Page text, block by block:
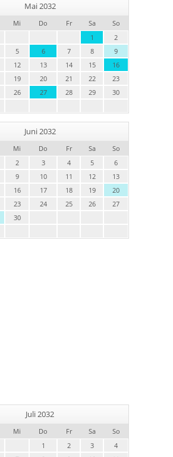
Mai 2032
Mi Do Fr Sa
So
1
2
5 6 7 8
9
12 13 14 15
16
19 20 21 22
23
26 27 28 29
30
Juni 2032
Mi Do Fr Sa
So
2 3 4 5
6
9 10 11 12
13
16 17 18 19
20
23 24 25 26
27
30
Juli 2032
Mi Do Fr Sa
So
1
2 3
4